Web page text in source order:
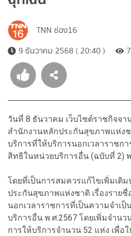
TNN ช่อง16
9 ธันวาคม 2568 ( 20:40 )
วันที่ 8 ธันวาคม เว็บไซต์ราชกิจจา
สำนักงานหลักประกันสุขภาพแห่งช
บริการที่ให้บริการนอกเวลาราชก
สิทธิในหน่วยบริการอื่น (ฉบับที่ 2)
โดยที่เป็นการสมควรแก้ไขเพิ่มเติ
ประกันสุขภาพแห่งชาติ เรื่องราย
นอกเวลาราชการที่เป็นความจำเ
บริการอื่น พ.ศ.2567 โดยเพิ่มจำน
การให้บริการจำนวน 52 แห่ง เพื่อ